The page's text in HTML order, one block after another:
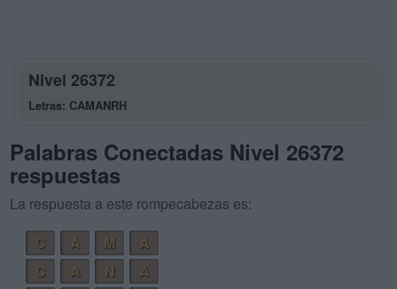
Nivel 26372
Letras: CAMANRH
Palabras Conectadas Nivel 26372
respuestas
La respuesta a este rompecabezas es:
C
A M
A
C
A N
A